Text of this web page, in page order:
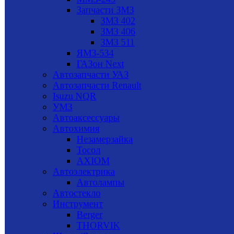
Запчасти ЗМЗ
ЗМЗ 402
ЗМЗ 406
ЗМЗ 511
ЯМЗ-534
ГАЗон Next
Автозапчасти УАЗ
Автозапчасти Renault
Isuzu NQR
УМЗ
Автоаксессуары
Автохимия
Незамерзайка
Тосол
AXIOM
Автоэлектрика
Автолампы
Автостекло
Инструмент
Berger
THORVIK